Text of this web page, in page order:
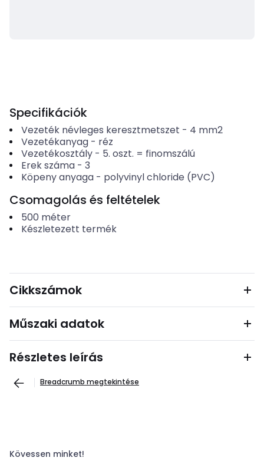
Specifikációk
Vezeték névleges keresztmetszet - 4 mm2
Vezetékanyag- réz
Vezetékosztály- 5. oszt. = finomszálú
Erek száma- 3
Köpeny anyaga- polyvinyl chloride (PVC)
Csomagolás és feltételek
500 méter
Készletezett termék
Cikkszámok
Műszaki adatok
Részletes leírás
Breadcrumb megtekintése
Kövessen minket!